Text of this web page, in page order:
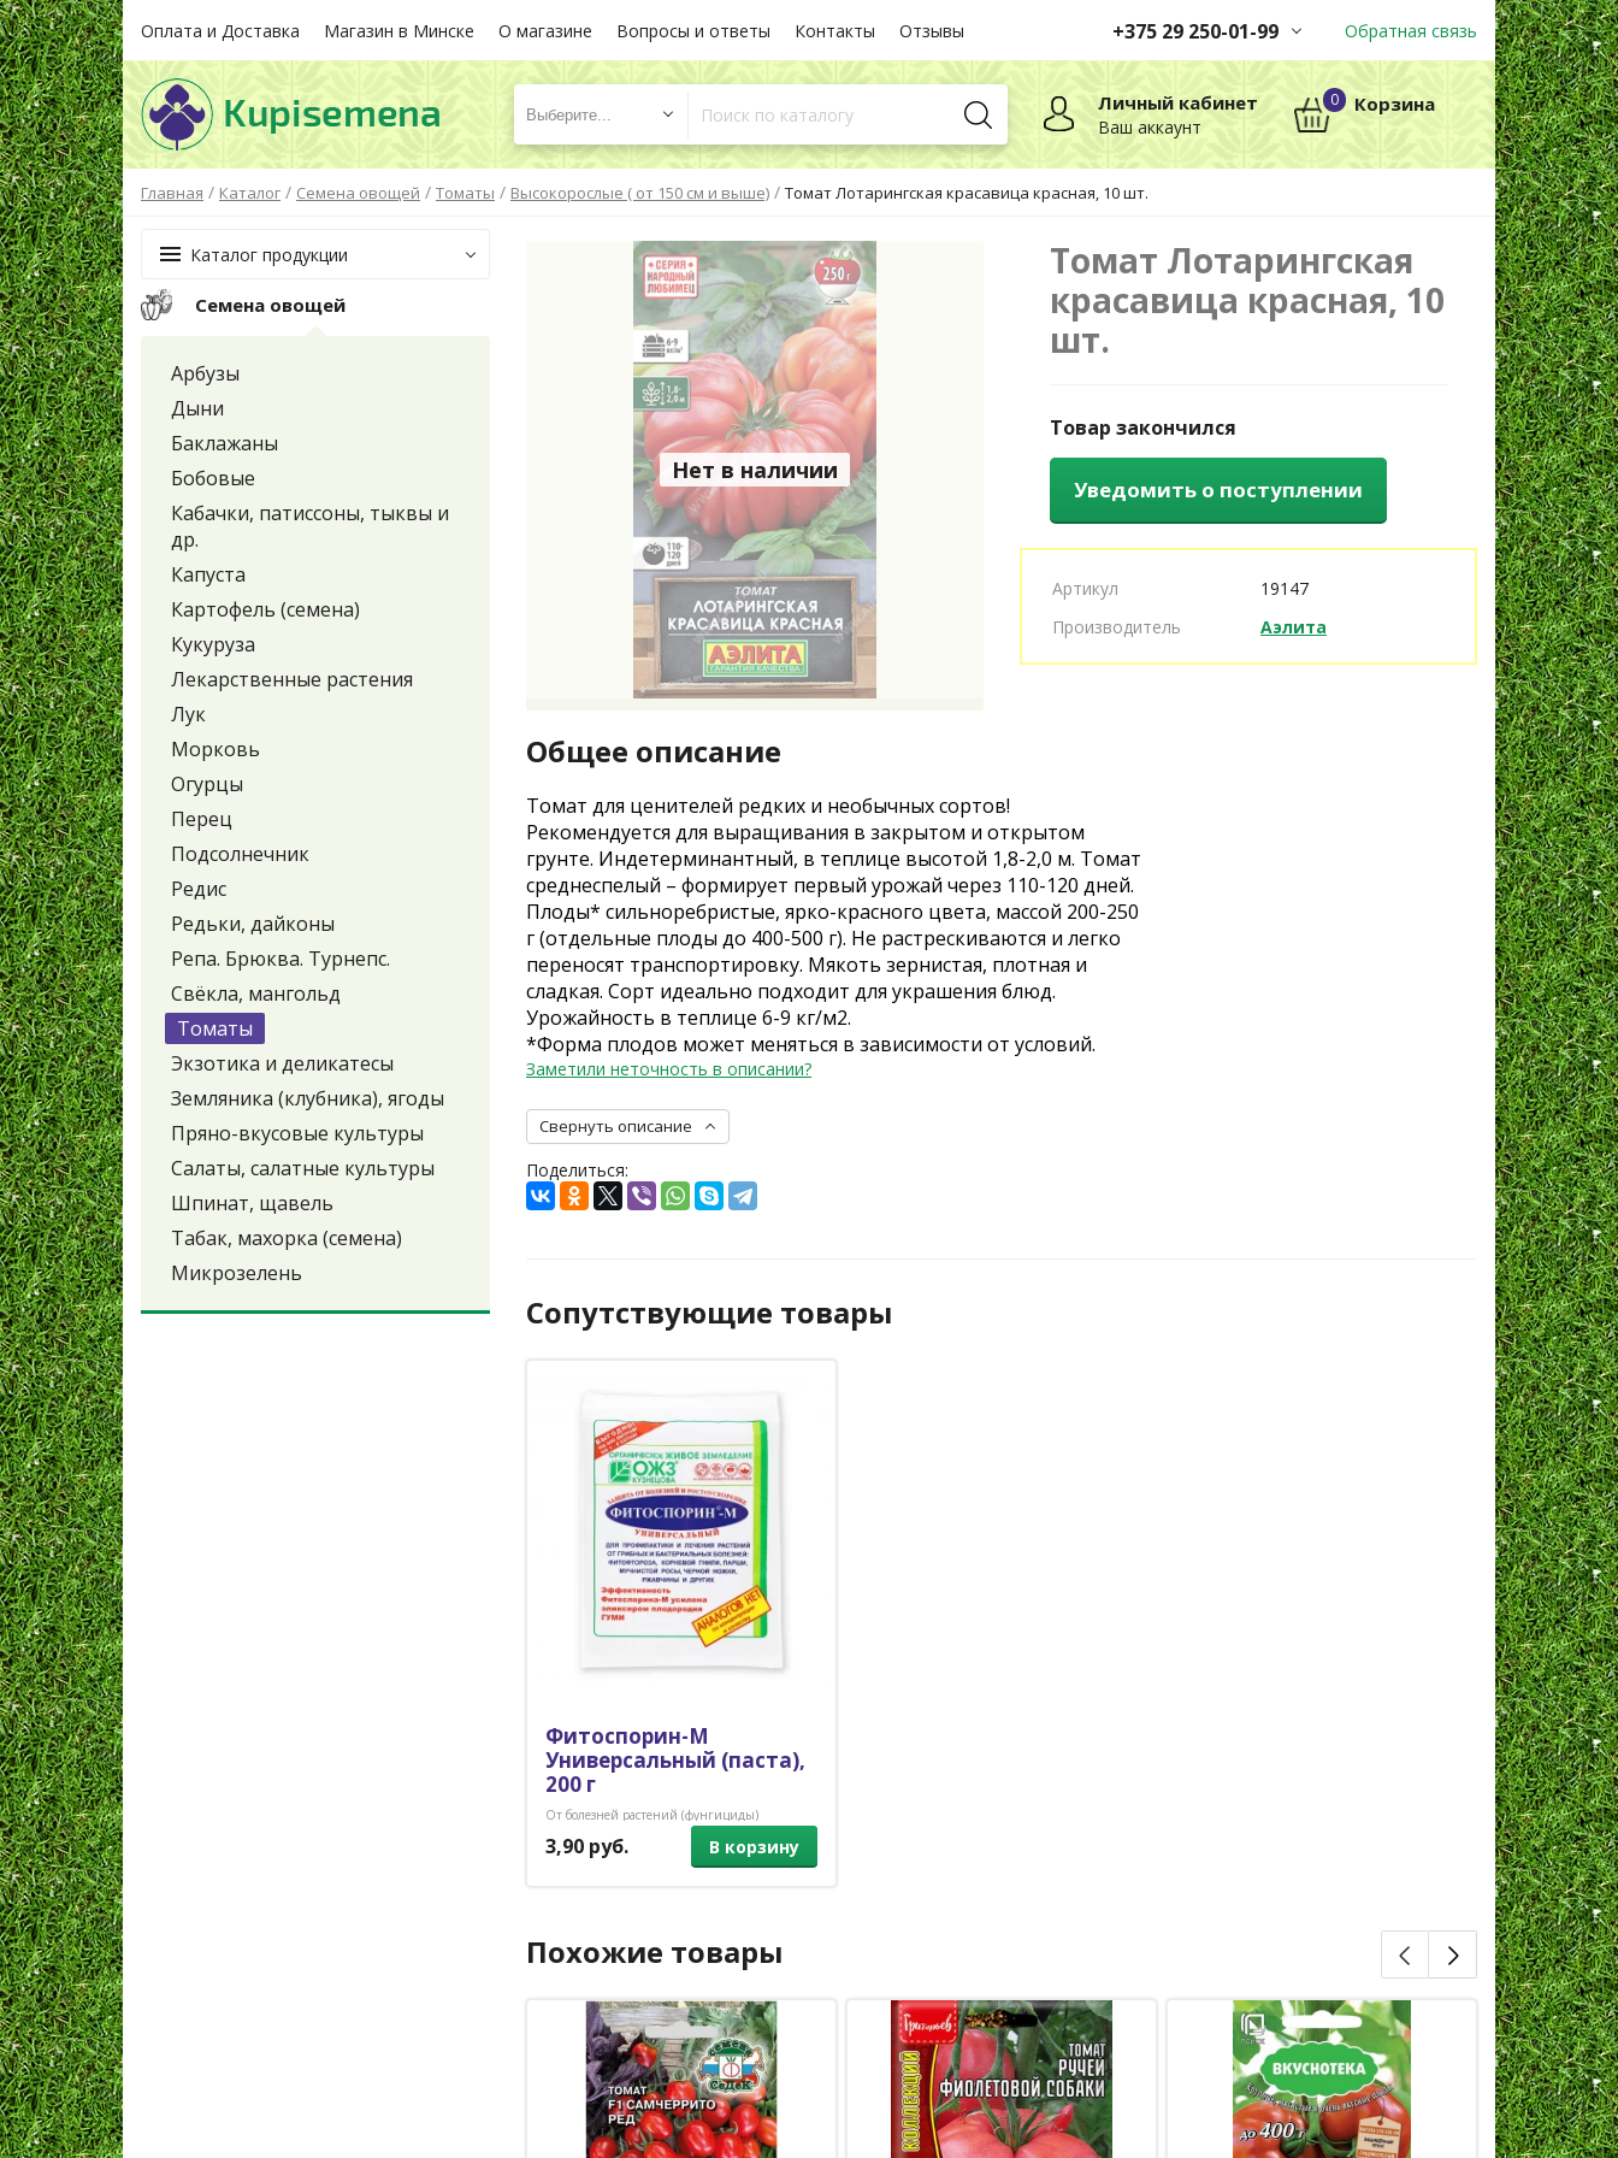
Оплата и Доставка Магазин в Минске О магазине Вопросы и ответы Контакты Отзывы +375 29 250-01-99
автоматически через корзину
круглосуточно без выходных
+375 29 250-01-99
Обратная связь
Выберите... Личный кабинет
Ваш аккаунт
0 Корзина
Главная / Каталог / Семена овощей / Томаты / Высокорослые ( от 150 см и выше) / Томат Лотарингская красавица красная, 10 шт.
Каталог продукции
Семена овощей
Арбузы
Дыни
Баклажаны
Бобовые
Кабачки, патиссоны, тыквы и
др.
Капуста
Картофель (семена)
Кукуруза
Лекарственные растения
Лук
Морковь
Огурцы
Перец
Подсолнечник
Редис
Редьки, дайконы
Репа. Брюква. Турнепс.
Свёкла, мангольд
Томаты
Экзотика и деликатесы
Земляника (клубника), ягоды
Пряно-вкусовые культуры
Салаты, салатные культуры
Шпинат, щавель
Табак, махорка (семена)
Микрозелень
Нет в наличии
Томат Лотарингская
красавица красная, 10
шт.
Товар закончился
Уведомить о поступлении
Артикул
19147
Производитель
Аэлита
Общее описание
Томат для ценителей редких и необычных сортов!
Рекомендуется для выращивания в закрытом и открытом
грунте. Индетерминантный, в теплице высотой 1,8-2,0 м. Томат
среднеспелый – формирует первый урожай через 110-120 дней.
Плоды* сильноребристые, ярко-красного цвета, массой 200-250
г (отдельные плоды до 400-500 г). Не растрескиваются и легко
переносят транспортировку. Мякоть зернистая, плотная и
сладкая. Сорт идеально подходит для украшения блюд.
Урожайность в теплице 6-9 кг/м2.
*Форма плодов может меняться в зависимости от условий.
Заметили неточность в описании?
Свернуть описание
Поделиться:
Сопутствующие товары
Фитоспорин-М
Универсальный (паста),
200 г
От болезней растений (фунгициды)
3,90 руб. В корзину
Похожие товары